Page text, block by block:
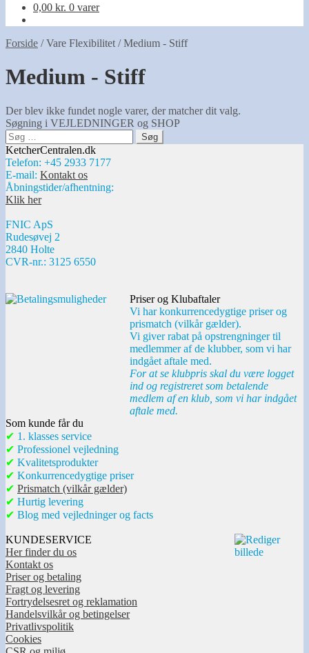
0,00 kr. 0 varer
Forside /Vare Flexibilitet /Medium - Stiff
Medium - Stiff
Der blev ikke fundet nogle varer, der matcher dit valg.
Søgning i VEJLEDNINGER og SHOP
Søg
efter:
KetcherCentralen.dk
Telefon: +45 2933 7177
E-mail: Kontakt os
Åbningstider/afhentning:
Klik her
FNIC ApS
Rudesøvej 2
2840 Holte
CVR-nr.: 3125 6550
Priser og Klubaftaler
Vi har konkurrencedygtige priser og
prismatch (vilkår gælder).
Vi giver rabat på opstrengninger til
medlemmer af de klubber, som vi har
indgået aftale med.
For at se klubpris skal du være logget
ind og registreret som betalende
medlem af en klub, som vi har indgået
aftale med.
Som kunde får du
✔ 1. klasses service
✔ Professionel vejledning
✔ Kvalitetsprodukter
✔ Konkurrencedygtige priser
✔ Prismatch (vilkår gælder)
✔ Hurtig levering
✔ Blog med vejledninger og facts
KUNDESERVICE
Her finder du os
Kontakt os
Priser og betaling
Fragt og levering
Fortrydelsesret og reklamation
Handelsvilkår og betingelser
Privatlivspolitik
Cookies